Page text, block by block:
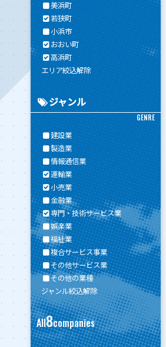
美浜町
若狭町
小浜市
おおい町
高浜町
エリア絞込解除
ジャンル
GENRE
建設業
製造業
情報通信業
運輸業
小売業
金融業
専門・技術サービス業
娯楽業
福祉業
複合サービス事業
その他サービス業
その他の業種
ジャンル絞込解除
All8companies